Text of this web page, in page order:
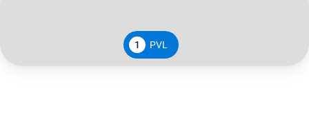
1 PVL